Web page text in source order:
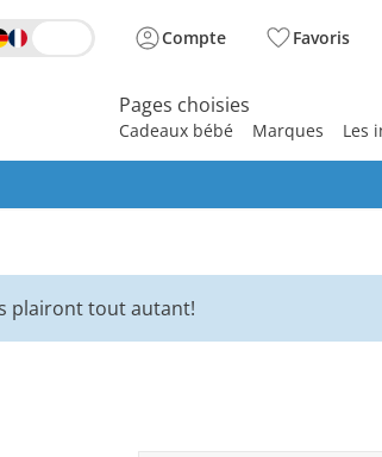
Compte Favoris
Pages choisies
Cadeaux bébé Marques Les
plairont tout autant!